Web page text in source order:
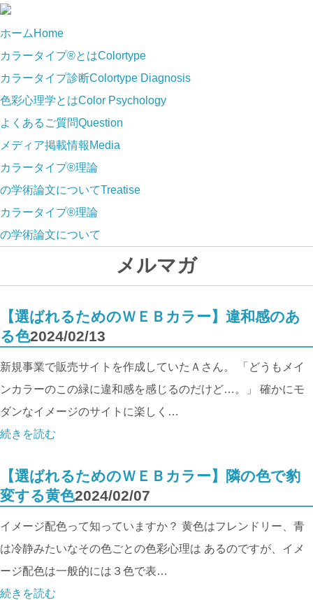
ホーム Home
カラータイプ®とはColortype
カラータイプ診断Colortype Diagnosis
色彩心理学とはColor Psychology
よくあるご質問Question
メディア掲載情報 Media
カラータイプ®理論
の学術論文についてTreatise
カラータイプ®理論
の学術論文について
メルマガ
【選ばれるためのＷＥＢカラー】違和感のあ
る色2024/02/13
新規事業で販売サイトを作成していたＡさん。 「どうもメイ
ンカラーのこの緑に違和感を感じるのだけど…。」 確かにモ
ダンなイメージのサイトに楽しく…
続きを読む
【選ばれるためのＷＥＢカラー】隣の色で豹
変する黄色2024/02/07
イメージ配色って知っていますか？ 黄色はフレンドリー、青
は冷静みたいなその色ごとの色彩心理は あるのですが、イメ
ージ配色は一般的には３色で表…
続きを読む